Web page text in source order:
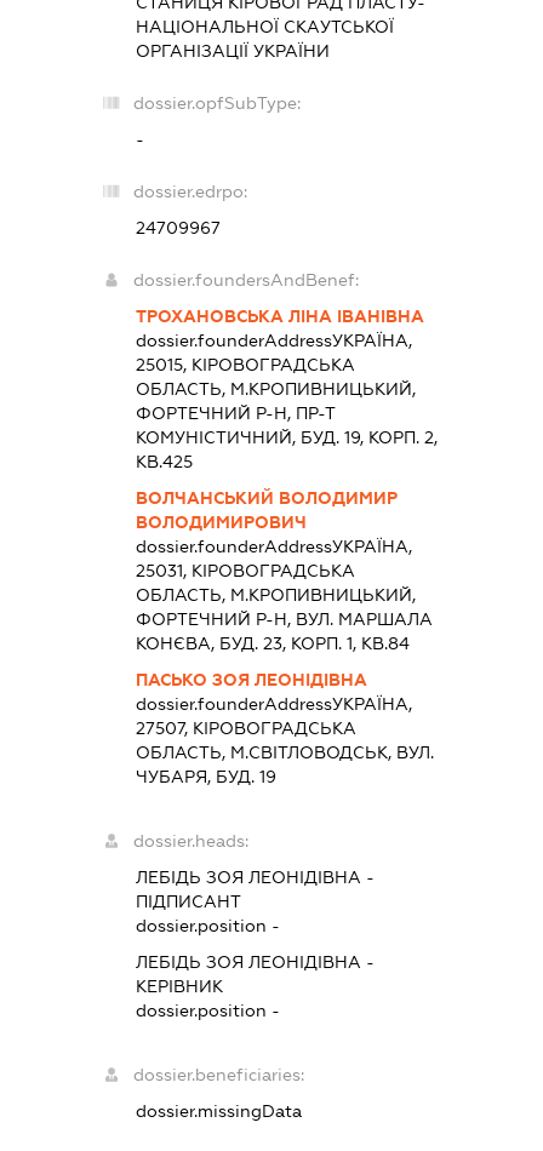
НАЦІОНАЛЬНОЇ СКАУТСЬКОЇ
ОРГАНІЗАЦІЇ УКРАЇНИ
dossier.opfSubType:
-
dossier.edrpo:
24709967
dossier.foundersAndBenef:
ТРОХАНОВСЬКА ЛІНА ІВАНІВНА
dossier.founderAddressУКРАЇНА,
25015, КIРОВОГРАДСЬКА
ОБЛАСТЬ, М.КРОПИВНИЦЬКИЙ,
ФОРТЕЧНИЙ Р-Н, ПР-Т
КОМУНІСТИЧНИЙ, БУД. 19, КОРП. 2,
КВ.425
ВОЛЧАНСЬКИЙ ВОЛОДИМИР
ВОЛОДИМИРОВИЧ
dossier.founderAddressУКРАЇНА,
25031, КIРОВОГРАДСЬКА
ОБЛАСТЬ, М.КРОПИВНИЦЬКИЙ,
ФОРТЕЧНИЙ Р-Н, ВУЛ. МАРШАЛА
КОНЄВА, БУД. 23, КОРП. 1, КВ.84
ПАСЬКО ЗОЯ ЛЕОНІДІВНА
dossier.founderAddressУКРАЇНА,
27507, КIРОВОГРАДСЬКА
ОБЛАСТЬ, М.СВІТЛОВОДСЬК, ВУЛ.
ЧУБАРЯ, БУД. 19
dossier.heads:
ЛЕБІДЬ ЗОЯ ЛЕОНІДІВНА -
ПІДПИСАНТ
dossier.position -
ЛЕБІДЬ ЗОЯ ЛЕОНІДІВНА -
КЕРІВНИК
dossier.position -
dossier.beneficiaries:
dossier.missingData